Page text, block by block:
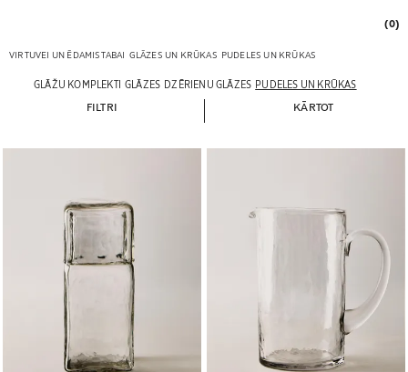
(0)
VIRTUVEI UN ĒDAMISTABAI GLĀZES UN KRŪKAS PUDELES UN KRŪKAS
GLĀŽU KOMPLEKTI GLĀZES DZĒRIENU GLĀZES PUDELES UN KRŪKAS
FILTRI KĀRTOT
Attēls mainīts uz 1 no 6 Attēls mainīts uz 1 no 6